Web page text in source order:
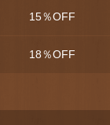
15％OFF
18％OFF